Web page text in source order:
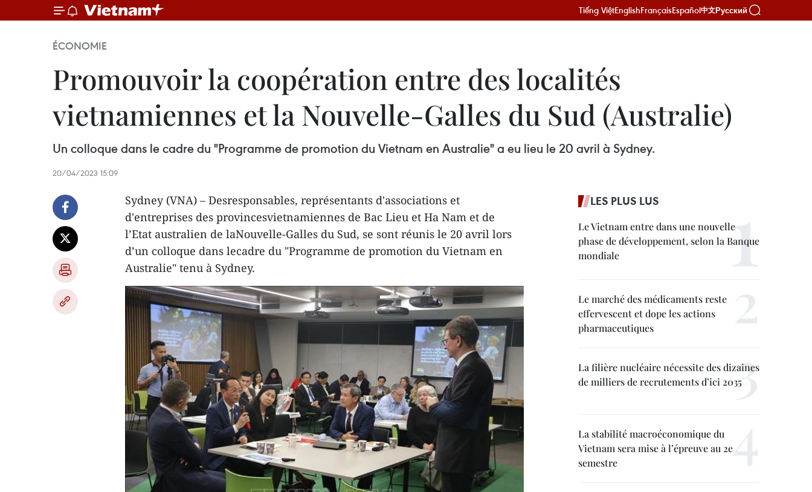
Tiếng ViệtEnglishFrançaisEspañol中文Русский
ÉCONOMIE
Promouvoir la coopération entre des localités
vietnamiennes et la Nouvelle-Galles du Sud (Australie)
Un colloque dans le cadre du "Programme de promotion du Vietnam en Australie" a eu lieu le 20 avril à Sydney.
20/04/2023 15:09
Sydney (VNA) – Desresponsables, représentants d'associations et
d'entreprises des provincesvietnamiennes de Bac Lieu et Ha Nam et de
l’Etat australien de laNouvelle-Galles du Sud, se sont réunis le 20 avril lors
d’un colloque dans lecadre du "Programme de promotion du Vietnam en
Australie" tenu à Sydney.
LES PLUS LUS
Le Vietnam entre dans une nouvelle
phase de développement, selon la Banque
mondiale
Le marché des médicaments reste
effervescent et dope les actions
pharmaceutiques
La filière nucléaire nécessite des dizaines
de milliers de recrutements d’ici 2035
La stabilité macroéconomique du
Vietnam sera mise à l’épreuve au 2e
semestre